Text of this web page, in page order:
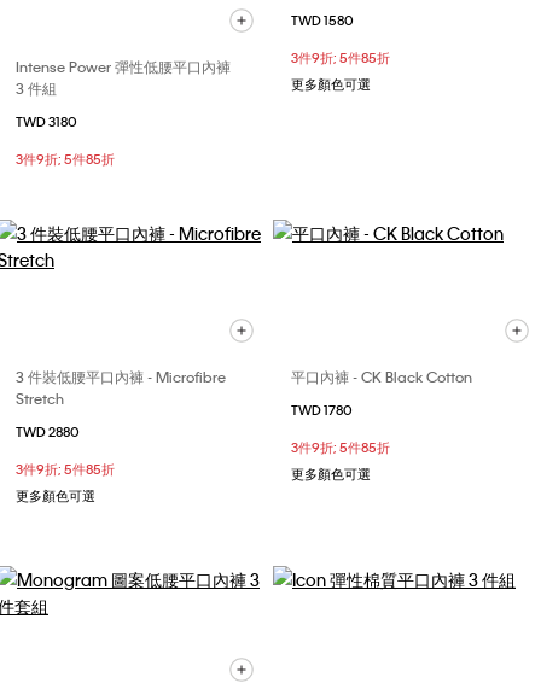
Intense Power 彈性低腰平口內褲
3 件組
TWD 3180
3件9折; 5件85折
TWD 1580
3件9折; 5件85折
更多顏色可選
3 件裝低腰平口內褲 - Microfibre
Stretch
TWD 2880
3件9折; 5件85折
更多顏色可選
平口內褲 - CK Black Cotton
TWD 1780
3件9折; 5件85折
更多顏色可選